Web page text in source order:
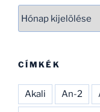
CÍMKÉK
Akali An-2